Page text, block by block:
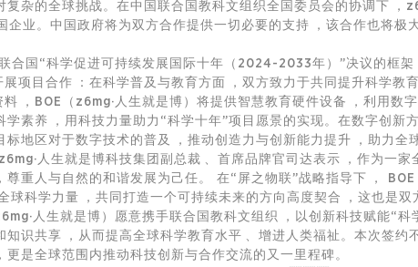
复杂的全球挑战。在中国联合国教科文组织全国委员会的协调下
业。中国政府将为双方合作提供一切必要的支持，该合作也将极
国“科学促进可持续发展国际十年（2024-2033年）”决议的框架
项目合作：在科学普及与教育方面，双方致力于共同提升科学
，BOE（z6mg·人生就是博）将提供智慧教育硬件设备，利用
科学素养，用科技力量助力“科学十年”项目愿景的实现。在数字创
标地区对于数字技术的普及，推动创造力与创新能力提升，助力全
人生就是博科技集团副总裁、首席品牌官司达表示，作为一家
尊重人与自然的和谐发展为己任。 在“屏之物联”战略指导下，
球科学力量，共同打造一个可持续未来的方向高度契合，这也
z6mg·人生就是博）愿意携手联合国教科文组织，以创新科技赋能“
知识共享，从而提高全球科学教育水平、增进人类福祉。本次
，更是全球范围内推动科技创新与合作交流的又一里程碑。